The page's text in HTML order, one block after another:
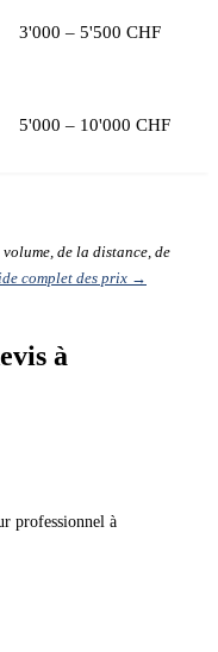
3'000 – 5'500 CHF
5'000 – 10'000 CHF
de la distance, de
complet des prix →
à
professionnel à